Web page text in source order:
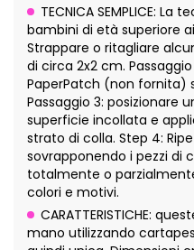
TECNICA SEMPLICE:
bambini di età superiore
Strappare o ritagliare
di circa 2x2 cm.
PaperPatch (non fornita)
Passaggio 3: posizionare
superficie incollata e
strato di colla. Step 4:
sovrapponendo i pezzi di
totalmente o
colori e motivi.
CARATTERISTICHE:
mano utilizzando